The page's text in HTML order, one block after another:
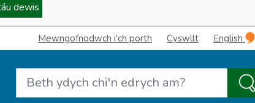
dewis
Mewngofnodwch i'ch porth Cyswllt English